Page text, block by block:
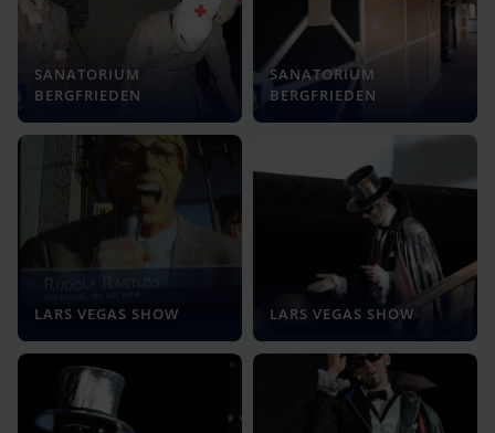
SANATORIUM
BERGFRIEDEN
SANATORIUM
BERGFRIEDEN
LARS VEGAS SHOW LARS VEGAS SHOW